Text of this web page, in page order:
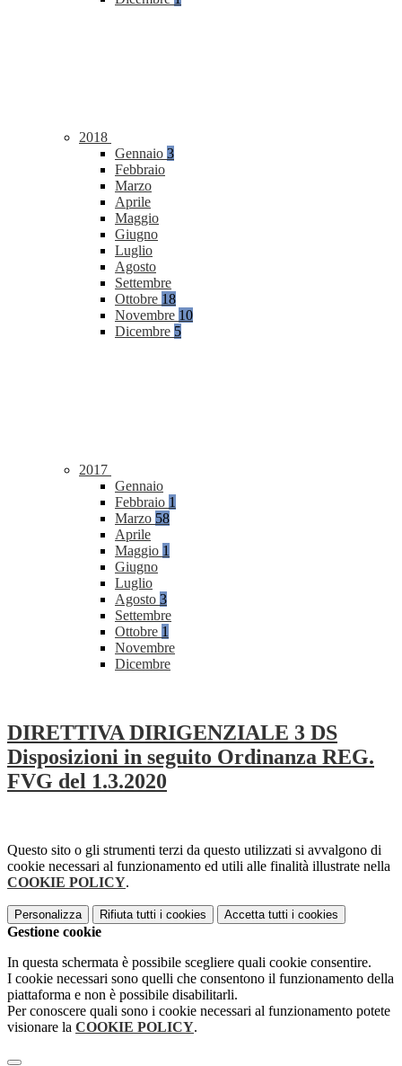
2018
Gennaio 3
Febbraio
Marzo
Aprile
Maggio
Giugno
Luglio
Agosto
Settembre
Ottobre 18
Novembre 10
Dicembre 5
2017
Gennaio
Febbraio 1
Marzo 58
Aprile
Maggio 1
Giugno
Luglio
Agosto 3
Settembre
Ottobre 1
Novembre
Dicembre
DIRETTIVA DIRIGENZIALE 3 DS
Disposizioni in seguito Ordinanza REG.
FVG del 1.3.2020
Questo sito o gli strumenti terzi da questo utilizzati si avvalgono di
cookie necessari al funzionamento ed utili alle finalità illustrate nella
COOKIE POLICY.
Personalizza Rifiuta tutti i cookies Accetta tutti i cookies
Gestione cookie
In questa schermata è possibile scegliere quali cookie consentire.
I cookie necessari sono quelli che consentono il funzionamento della
piattaforma e non è possibile disabilitarli.
Per conoscere quali sono i cookie necessari al funzionamento potete
visionare la COOKIE POLICY.